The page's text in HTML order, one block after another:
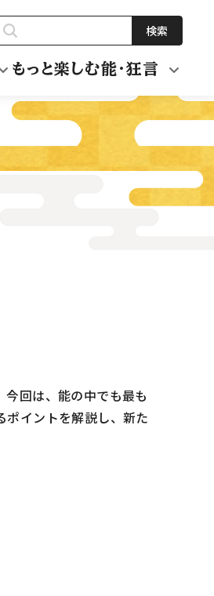
検索
もっと楽しむ能・狂言
回は、能の中でも最も
ポイントを解説し、新た